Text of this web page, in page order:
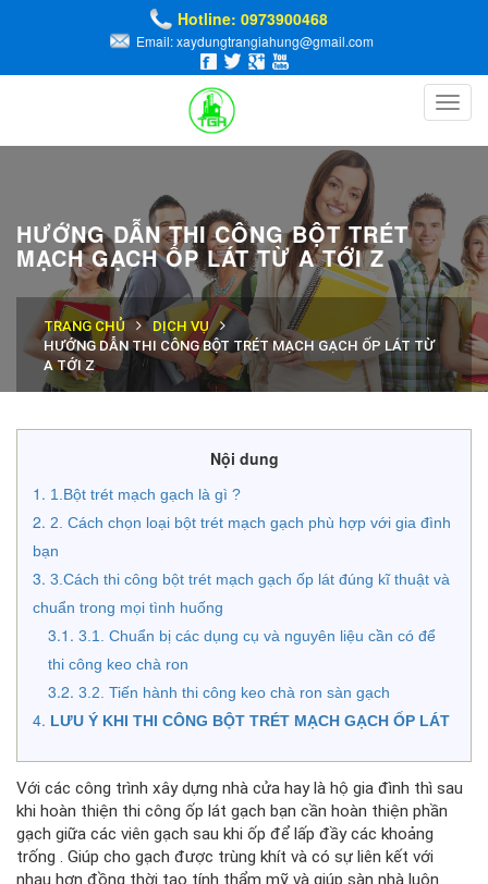
Hotline: 0973900468
Email: xaydungtrangiahung@gmail.com
HƯỚNG DẪN THI CÔNG BỘT TRÉT
MẠCH GẠCH ỐP LÁT TỪ A TỚI Z
TRANG CHỦ
DỊCH VỤ
HƯỚNG DẪN THI CÔNG BỘT TRÉT MẠCH GẠCH ỐP LÁT TỪ
A TỚI Z
Nội dung
1.Bột trét mạch gạch là gì ?
2. Cách chọn loại bột trét mạch gạch phù hợp với gia đình
bạn
3.Cách thi công bột trét mạch gạch ốp lát đúng kĩ thuật và
chuẩn trong mọi tình huống
3.1. Chuẩn bị các dụng cụ và nguyên liệu cần có để
thi công keo chà ron
3.2. Tiến hành thi công keo chà ron sàn gạch
LƯU Ý KHI THI CÔNG BỘT TRÉT MẠCH GẠCH ỐP LÁT
Với các công trình xây dựng nhà cửa hay là hộ gia đình thì sau
khi hoàn thiện thi công ốp lát gạch bạn cần hoàn thiện phần
gạch giữa các viên gạch sau khi ốp để lấp đầy các khoảng
trống . Giúp cho gạch được trùng khít và có sự liên kết với
nhau hơn đồng thời tạo tính thẩm mỹ và giúp sàn nhà luôn